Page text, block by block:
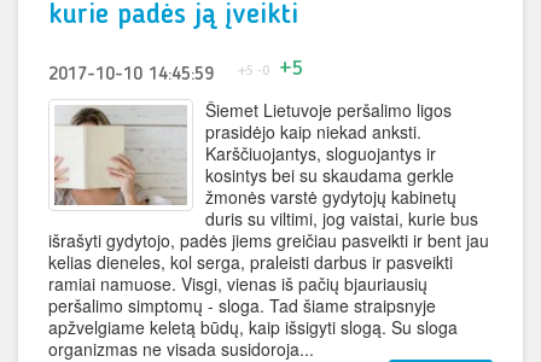
kurie padės ją įveikti
2017-10-10 14:45:59 +5 -0 +5
Šiemet Lietuvoje peršalimo ligos
prasidėjo kaip niekad anksti.
Karščiuojantys, sloguojantys ir
kosintys bei su skaudama gerkle
žmonės varstė gydytojų kabinetų
duris su viltimi, jog vaistai, kurie bus
išrašyti gydytojo, padės jiems greičiau pasveikti ir bent jau
kelias dieneles, kol serga, praleisti darbus ir pasveikti
ramiai namuose. Visgi, vienas iš pačių bjauriausių
peršalimo simptomų - sloga. Tad šiame straipsnyje
apžvelgiame keletą būdų, kaip išsigyti slogą. Su sloga
organizmas ne visada susidoroja...